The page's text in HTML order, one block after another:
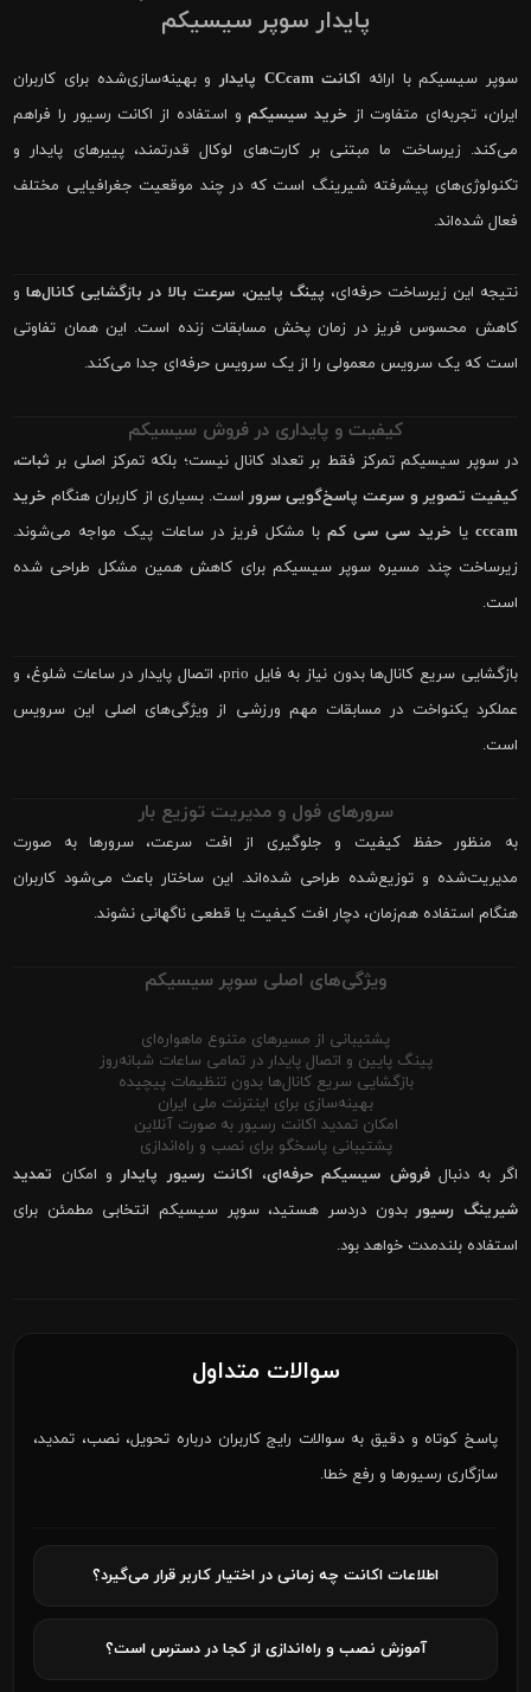
پایدار سوپر سیسیکم
سوپر سیسیکم با ارائه اکانت CCcam پایدار
و بهینه‌سازی‌شده برای کاربران
ایران، تجربه‌ای متفاوت از خرید سیسیکمو استفاده از اکانت رسیور را فراهم
می‌کند. زیرساخت ما مبتنی بر کارت‌های لوکال قدرتمند، پییرهای پایدار و
تکنولوژی‌های پیشرفته شیرینگ است که در چند موقعیت جغرافیایی مختلف
فعال شده‌اند.
نتیجه این زیرساخت حرفه‌ای، پینگ پایین، سرعت بالا در بازگشایی کانال‌هاو
کاهش محسوس فریز در زمان پخش مسابقات زنده است. این همان تفاوتی
است که یک سرویس معمولی را از یک سرویس حرفه‌ای جدا می‌کند.
کیفیت و پایداری در فروش سیسیکم
در سوپر سیسیکم تمرکز فقط بر تعداد کانال نیست؛ بلکه تمرکز اصلی بر ثبات،
کیفیت تصویر و سرعت پاسخ‌گویی سروراست. بسیاری از کاربران هنگام خرید
cccam یا خرید سی سی کمبا مشکل فریز در ساعات پیک مواجه می‌شوند.
زیرساخت چند مسیره سوپر سیسیکم برای کاهش همین مشکل طراحی شده
است.
بازگشایی سریع کانال‌ها بدون نیاز به فایل prio، اتصال پایدار در ساعات شلوغ، و
عملکرد یکنواخت در مسابقات مهم ورزشی از ویژگی‌های اصلی این سرویس
است.
سرورهای فول و مدیریت توزیع بار
به منظور حفظ کیفیت و جلوگیری از افت سرعت، سرورها به صورت
مدیریت‌شده و توزیع‌شده طراحی شده‌اند. این ساختار باعث می‌شود کاربران
هنگام استفاده هم‌زمان، دچار افت کیفیت یا قطعی ناگهانی نشوند.
ویژگی‌های اصلی سوپر سیسیکم
پشتیبانی از مسیرهای متنوع ماهواره‌ای
پینگ پایین و اتصال پایدار در تمامی ساعات شبانه‌روز
بازگشایی سریع کانال‌ها بدون تنظیمات پیچیده
بهینه‌سازی برای اینترنت ملی ایران
امکان تمدید اکانت رسیور به صورت آنلاین
پشتیبانی پاسخگو برای نصب و راه‌اندازی
اگر به دنبالفروش سیسیکم حرفه‌ای، اکانت رسیور پایدارو امکان تمدید
شیرینگ رسیوربدون دردسر هستید، سوپر سیسیکم انتخابی مطمئن برای
استفاده بلندمدت خواهد بود.
سوالات متداول
پاسخ کوتاه و دقیق به سوالات رایج کاربران درباره تحویل، نصب، تمدید،
سازگاری رسیورها و رفع خطا.
اطلاعات اکانت چه زمانی در اختیار کاربر قرار می‌گیرد؟
آموزش نصب و راه‌اندازی از کجا در دسترس است؟